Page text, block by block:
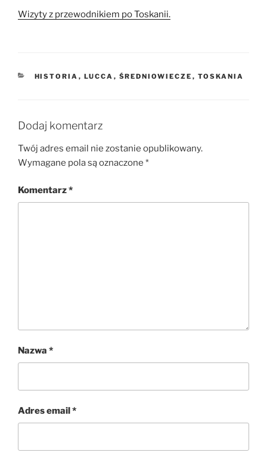
Wizyty z przewodnikiem po Toskanii.
KATEGORIE
HISTORIA , LUCCA , ŚREDNIOWIECZE , TOSKANIA
Dodaj komentarz
Twój adres email nie zostanie opublikowany.
Wymagane pola są oznaczone *
Komentarz*
Nazwa *
Adres email *